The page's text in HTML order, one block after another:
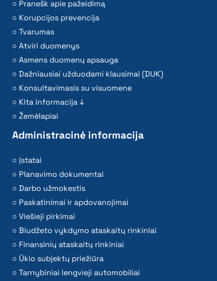
Pranešk apie pažeidimą
Korupcijos prevencija
Tvarumas
Atviri duomenys
Asmens duomenų apsauga
Dažniausiai užduodami klausimai (DUK)
Konsultavimasis su visuomene
Kita informacija ↓
Žemėlapiai
Administracinė informacija
Įstatai
Planavimo dokumentai
Darbo užmokestis
Paskatinimai ir apdovanojimai
Viešieji pirkimai
Biudžeto vykdymo ataskaitų rinkiniai
Finansinių ataskaitų rinkiniai
Ūkio subjektų priežiūra
Tarnybiniai lengvieji automobiliai